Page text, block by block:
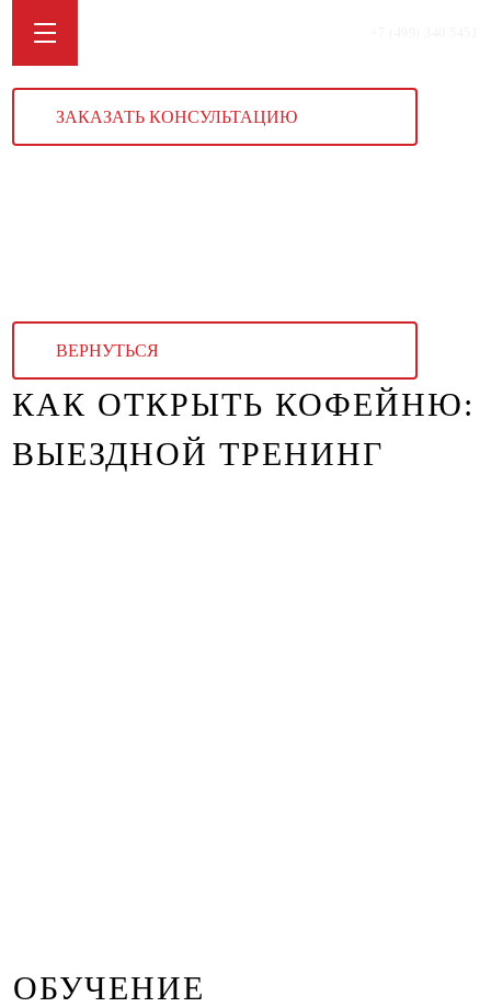
ЗАКАЗАТЬ КОНСУЛЬТАЦИЮ
ВЕРНУТЬСЯ
КАК ОТКРЫТЬ КОФЕЙНЮ:
ВЫЕЗДНОЙ ТРЕНИНГ
ОБУЧЕНИЕ